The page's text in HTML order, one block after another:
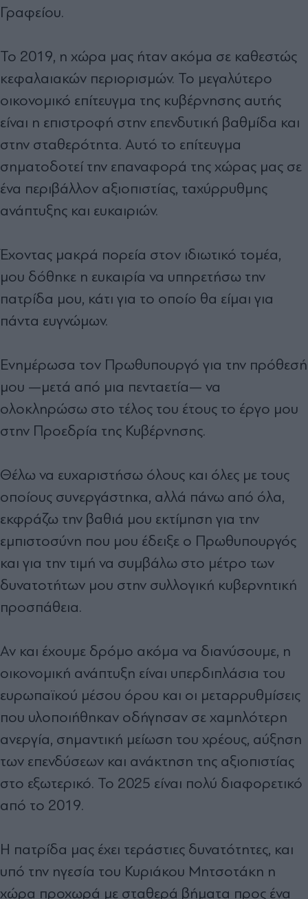
Γραφείου.
Το 2019, η χώρα μας ήταν ακόμα σε καθεστώς
κεφαλαιακών περιορισμών. Το μεγαλύτερο
οικονομικό επίτευγμα της κυβέρνησης αυτής
είναι η επιστροφή στην επενδυτική βαθμίδα και
στην σταθερότητα. Αυτό το επίτευγμα
σηματοδοτεί την επαναφορά της χώρας μας σε
ένα περιβάλλον αξιοπιστίας, ταχύρρυθμης
ανάπτυξης και ευκαιριών.
Έχοντας μακρά πορεία στον ιδιωτικό τομέα,
μου δόθηκε η ευκαιρία να υπηρετήσω την
πατρίδα μου, κάτι για το οποίο θα είμαι για
πάντα ευγνώμων.
Ενημέρωσα τον Πρωθυπουργό για την πρόθεσή
μου —μετά από μια πενταετία— να
ολοκληρώσω στο τέλος του έτους το έργο μου
στην Προεδρία της Κυβέρνησης.
Θέλω να ευχαριστήσω όλους και όλες με τους
οποίους συνεργάστηκα, αλλά πάνω από όλα,
εκφράζω την βαθιά μου εκτίμηση για την
εμπιστοσύνη που μου έδειξε ο Πρωθυπουργός
και για την τιμή να συμβάλω στο μέτρο των
δυνατοτήτων μου στην συλλογική κυβερνητική
προσπάθεια.
Αν και έχουμε δρόμο ακόμα να διανύσουμε, η
οικονομική ανάπτυξη είναι υπερδιπλάσια του
ευρωπαϊκού μέσου όρου και οι μεταρρυθμίσεις
που υλοποιήθηκαν οδήγησαν σε χαμηλότερη
ανεργία, σημαντική μείωση του χρέους, αύξηση
των επενδύσεων και ανάκτηση της αξιοπιστίας
στο εξωτερικό. Το 2025 είναι πολύ διαφορετικό
από το 2019.
Η πατρίδα μας έχει τεράστιες δυνατότητες, και
υπό την ηγεσία του Κυριάκου Μητσοτάκη η
χώρα προχωρά με σταθερά βήματα προς ένα